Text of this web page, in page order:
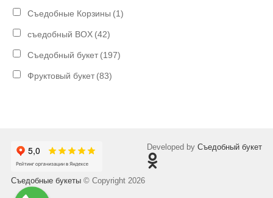
Съедобные Корзины (1)
съедобный BOX (42)
Съедобный букет (197)
Фруктовый букет (83)
Съедобные букеты © Copyright 2026
Developed byСъедобный букет